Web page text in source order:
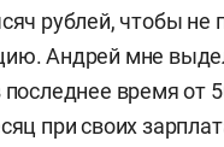
рублей, чтобы не
Андрей мне
последнее время от
при своих